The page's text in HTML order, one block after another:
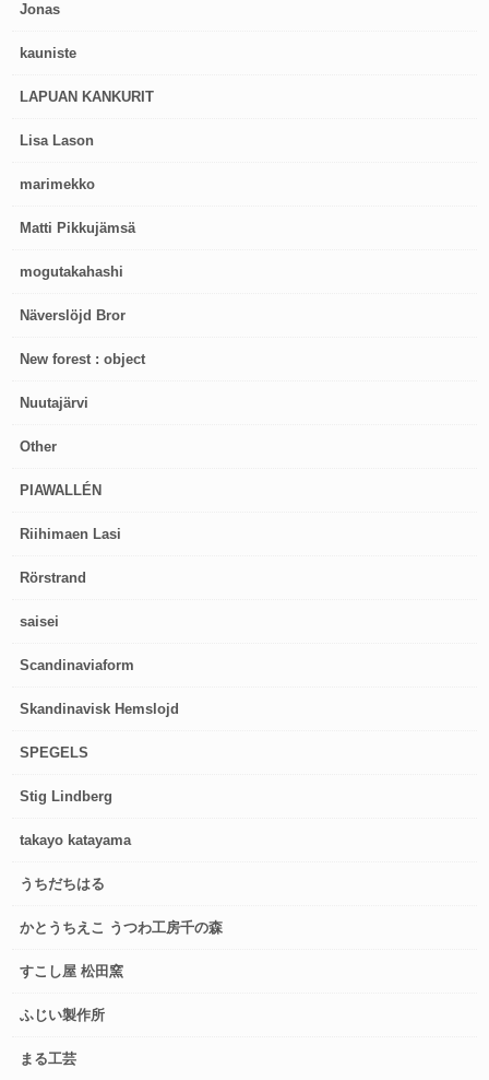
Jonas
kauniste
LAPUAN KANKURIT
Lisa Lason
marimekko
Matti Pikkujämsä
mogutakahashi
Näverslöjd Bror
New forest : object
Nuutajärvi
Other
PIAWALLÉN
Riihimaen Lasi
Rörstrand
saisei
Scandinaviaform
Skandinavisk Hemslojd
SPEGELS
Stig Lindberg
takayo katayama
うちだちはる
かとうちえこ うつわ工房千の森
すこし屋 松田窯
ふじい製作所
まる工芸